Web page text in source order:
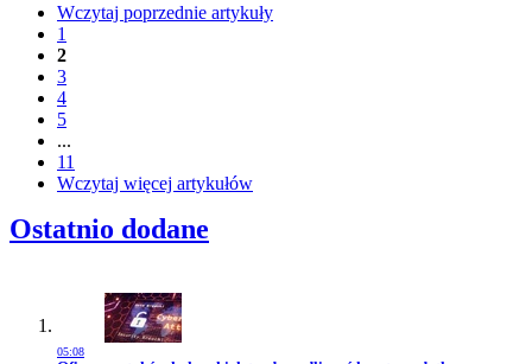
Wczytaj poprzednie artykuły
1
2
3
4
5
...
11
Wczytaj więcej artykułów
Ostatnio dodane
05:08